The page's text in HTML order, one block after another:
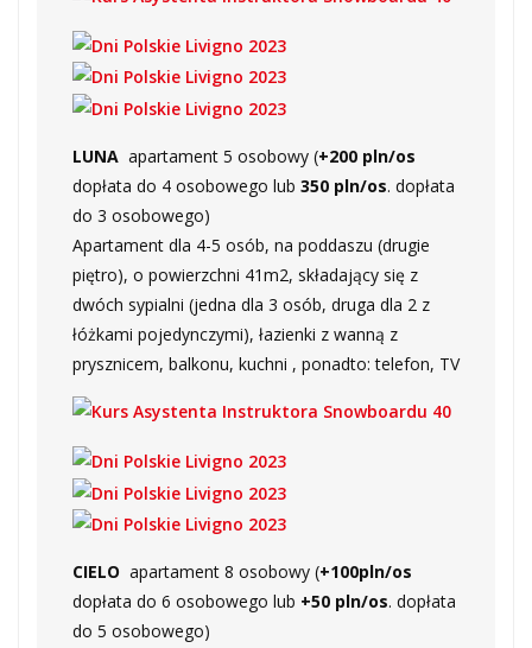
LUNA apartament 5 osobowy (+200 pln/os
dopłata do 4 osobowego lub 350 pln/os. dopłata
do 3 osobowego)
Apartament dla 4-5 osób, na poddaszu (drugie
piętro), o powierzchni 41m2, składający się z
dwóch sypialni (jedna dla 3 osób, druga dla 2 z
łóżkami pojedynczymi), łazienki z wanną z
prysznicem, balkonu, kuchni , ponadto: telefon, TV
CIELO apartament 8 osobowy (+100pln/os
dopłata do 6 osobowego lub +50 pln/os. dopłata
do 5 osobowego)